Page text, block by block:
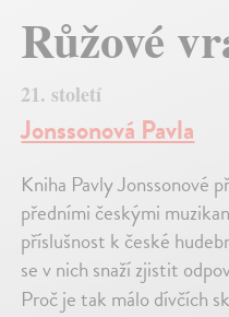
Růžové
21. století
Jonssonová Pavla
Kniha Pavly Jonssonové
předními českými
příslušnost k české
se v nich snaží zjistit
Proč je tak málo dívčích